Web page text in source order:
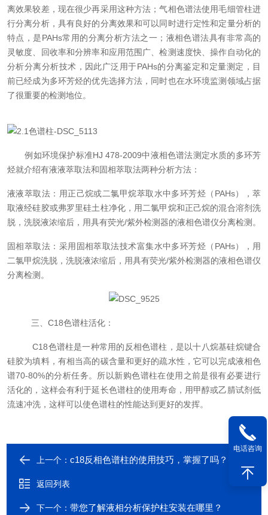
离效果较差，现在很少再采用这种方法；气相色谱法使用毛细管柱进
行分离分析，具有良好的分离效果和可以同时进行定性和定量分析的
特点，是PAHs常用的分离分析方法之一；液相色谱法具有非常高的
灵敏度、回收率和分辨率和应用范围广、检测速度快、操作自动化的
分析分离分析技术，因此广泛用于PAHs的分离鉴定和定量测定，目
前已经成为多环芳烃的优先选择方法，同时也在水环境监测领域占据
了很重要的检测地位。
例如环境保护标准HJ 478-2009中液相色谱法测定水质的多环芳
烃就介绍有液液萃取法和固相萃取法两种分析方法：
液液萃取法：用正己烷或二氯甲烷萃取水中多环芳烃（PAHs），萃
取液经硅胶或弗罗里硅土柱净化，用二氯甲烷和正己烷的混合溶剂洗
脱，洗脱液浓缩后，用具有荧光/紫外检测器的液相色谱仪分离检测。
固相萃取法：采用固相萃取法技术富集水中多环芳烃（PAHs），用
二氯甲烷洗脱，洗脱液浓缩后，用具有荧光/紫外检测器的液相色谱仪
分离检测。
三、C18色谱柱活化：
C18色谱柱是一种常用的反相色谱柱，是以十八烷基硅烷键合
硅胶为填料，有相当高的碳含量和更好的疏水性，它可以完成液相色
谱70-80%的分析任务。所以新购色谱柱在使用之前是很有必要进行
活化的，这样会有利于延长色谱柱的使用寿命，用甲醇或乙腈试剂低
流速冲洗，这样可以使色谱柱的性能达到更好的发挥。
上一个：c18反相色谱柱的使用技巧，掌握了吗？
返回列表
下一个：带您了解液相分析保护柱安装在哪里？
电话咨询